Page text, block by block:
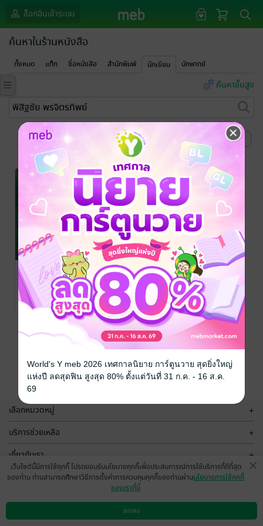
ล็อกอินเข้าระบบ
ค้นหาในร้านหนังสือ
ทั้งหมด แท็ก ชื่อหนังสือ สำนักพิมพ์ นักเขียน นักพากย์
ค้นหาขั้นสูง
หน้าที่ 1
บายศรีสยาม
พิมพ์ครั้งที่ 3
พิสิฐชัย พรจิตรทิพย์
/ บริษัท ออลเดย์
ช็อปปิ้ง จำกัด
การออกแบบและ
สร้างสรรค์
No Rating
เลือกหมวดหมู่ +
บริการช่วยเหลือ +
เกี่ยวกับเรา +
กลุ่มธุรกิจในเครือ
ดาวน์โหลดแอป วิธีการใช้งาน ติดต่อเรา
เว็บไซต์นี้มีการใช้คุกกี้ โปรดยอมรับนโยบายคุกกี้เพื่อประสบการณ์การใช้บริการที่ดีที่สุด
ของท่าน ท่านสามารถศึกษาวิธีการตั้งค่าการควบคุมคุกกี้ของท่านผ่านนโยบายการใช้คุกกี้
ของเราที่นี่
ตกลง
World's Y meb 2026 เทศกาลนิยาย การ์ตูนวาย สุดยิ่งใหญ่
แห่งปี ลดสุดฟิน สูงสุด 80% ตั้งแต่วันที่ 31 ก.ค. - 16 ส.ค.
69